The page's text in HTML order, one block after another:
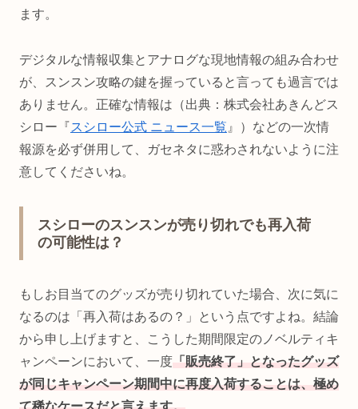
ます。
デジタルな情報収集とアナログな現地情報の組み合わせ
が、スンスン攻略の鍵を握っていると言っても過言では
ありません。正確な情報は（出典：株式会社あきんどス
シロー『スシロー公式 ニュース一覧 』）などの一次情
報源を必ず併用して、ガセネタに惑わされないように注
意してくださいね。
スシローのスンスンが売り切れでも再入荷
の可能性は？
もしお目当てのグッズが売り切れていた場合、次に気に
なるのは「再入荷はあるの？」という点ですよね。結論
から申し上げますと、こうした期間限定のノベルティキ
ャンペーンにおいて、一度「販売終了」となったグッズ
が同じキャンペーン期間中に再度入荷することは、極め